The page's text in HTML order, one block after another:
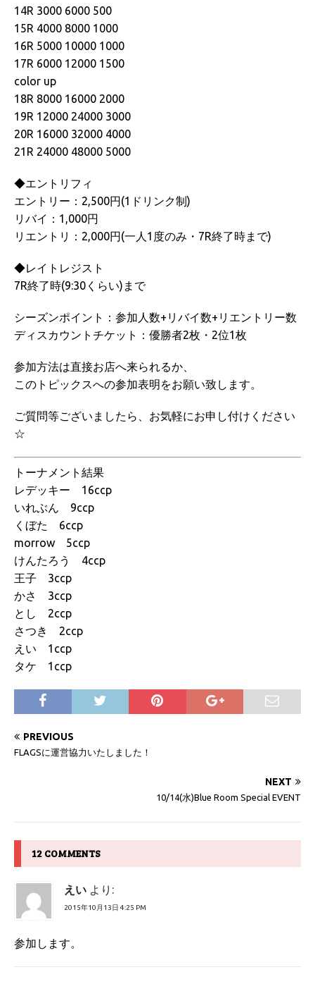
14R 3000 6000 500
15R 4000 8000 1000
16R 5000 10000 1000
17R 6000 12000 1500
color up
18R 8000 16000 2000
19R 12000 24000 3000
20R 16000 32000 4000
21R 24000 48000 5000
◆エントリフィ
エントリー：2,500円(1ドリンク制)
リバイ：1,000円
リエントリ：2,000円(一人1度のみ・7R終了時まで)
◆レイトレジスト
7R終了時(9:30くらい)まで
シーズンポイント：参加人数+リバイ数+リエントリー数
ディスカウントチケット：優勝者2枚・2位1枚
参加方法は直接お店へ来られるか、
このトピックスへの参加表明をお願い致します。
ご質問等ございましたら、お気軽にお申し付けください
☆
トーナメント結果
レデッキー 16ccp
いれぶん 9ccp
くぼた 6ccp
morrow 5ccp
けんたろう 4ccp
王子 3ccp
かさ 3ccp
とし 2ccp
さつき 2ccp
えい 1ccp
タケ 1ccp
PREVIOUS
FLAGSに運営協力いたしました！
NEXT
10/14(水)Blue Room Special EVENT
12 COMMENTS
えい より:
2015年10月13日 4:25 PM
参加します。